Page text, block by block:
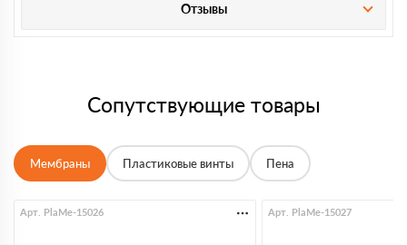
Отзывы
Сопутствующие товары
Мембраны Пластиковые винты Пена
Арт. PlaMe-15026 Арт. PlaMe-15027